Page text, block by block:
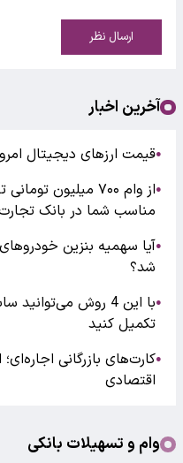
ارسال نظر
آخرین اخبار
●قیمت ارزهای دیجیتال امروز یکشنبه
●
مناسب شما در بانک
●
شد؟
●
با این 4 روش
تکمیل کنید
●کارت‌های بازرگانی
اقتصادی
وام و تسهیلات بانکی